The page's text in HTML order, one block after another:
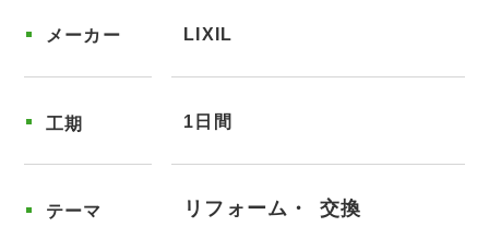
メーカー LIXIL
工期 1日間
テーマ リフォーム 交換